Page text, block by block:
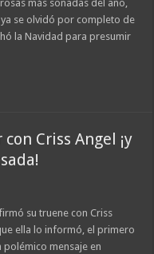
más sonadas del año,
se olvidó por completo de
la Navidad para presumir
Criss Angel ¡y
su truene con Criss
ella lo informó, el primero
polémico mensaje en